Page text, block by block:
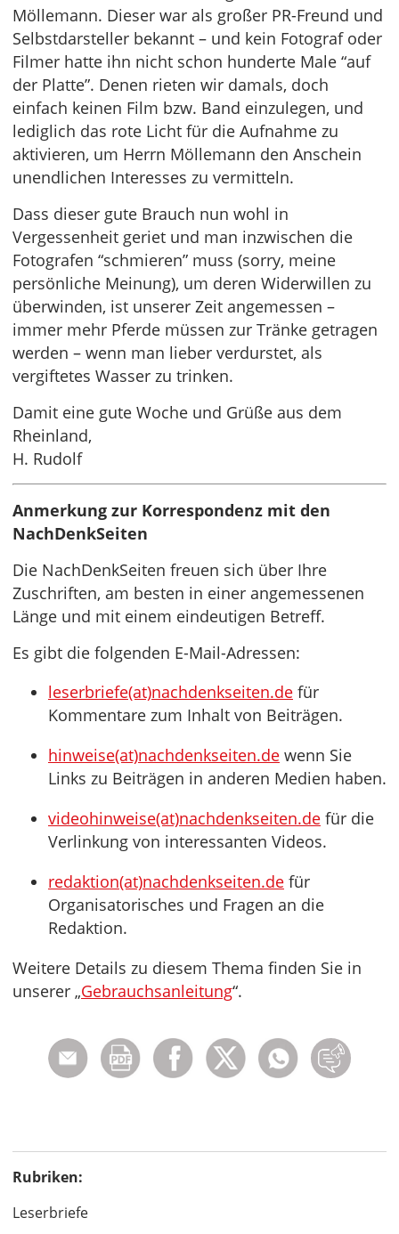
Möllemann. Dieser war als großer PR-Freund und
Selbstdarsteller bekannt – und kein Fotograf oder
Filmer hatte ihn nicht schon hunderte Male “auf
der Platte”. Denen rieten wir damals, doch
einfach keinen Film bzw. Band einzulegen, und
lediglich das rote Licht für die Aufnahme zu
aktivieren, um Herrn Möllemann den Anschein
unendlichen Interesses zu vermitteln.
Dass dieser gute Brauch nun wohl in
Vergessenheit geriet und man inzwischen die
Fotografen “schmieren” muss (sorry, meine
persönliche Meinung), um deren Widerwillen zu
überwinden, ist unserer Zeit angemessen –
immer mehr Pferde müssen zur Tränke getragen
werden – wenn man lieber verdurstet, als
vergiftetes Wasser zu trinken.
Damit eine gute Woche und Grüße aus dem
Rheinland,
H. Rudolf
Anmerkung zur Korrespondenz mit den
NachDenkSeiten
Die NachDenkSeiten freuen sich über Ihre
Zuschriften, am besten in einer angemessenen
Länge und mit einem eindeutigen Betreff.
Es gibt die folgenden E-Mail-Adressen:
leserbriefe(at)nachdenkseiten.de für
Kommentare zum Inhalt von Beiträgen.
hinweise(at)nachdenkseiten.de wenn Sie
Links zu Beiträgen in anderen Medien haben.
videohinweise(at)nachdenkseiten.de für die
Verlinkung von interessanten Videos.
redaktion(at)nachdenkseiten.de für
Organisatorisches und Fragen an die
Redaktion.
Weitere Details zu diesem Thema finden Sie in
unserer „Gebrauchsanleitung“.
Rubriken:
Leserbriefe